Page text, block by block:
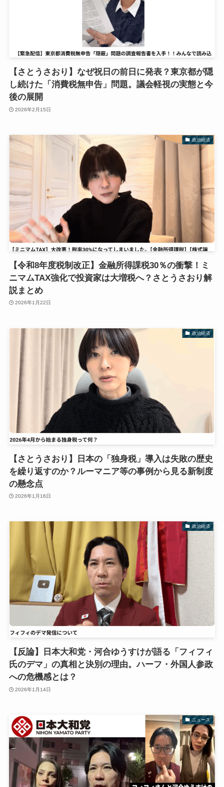
【さとうさおり】なぜ祝日の前日に発表？東京都が隠
し続けた「消費税無申告」問題。議会軽視の実態と今
後の展開
2026年2月15日
政治経済
【令和8年度税制改正】金融所得課税30％の衝撃！ミ
ニマムTAX強化で投資家は大増税へ？さとうさおり解
説まとめ
2026年1月22日
政治経済
【さとうさおり】日本の「独身税」導入は失敗の歴史
を繰り返すのか？ルーマニア等の事例から見る新制度
の懸念点
2026年1月16日
政治経済
【反論】日本大和党・河合ゆうすけが語る「フィフィ
氏のデマ」の真相と決別の理由。ハーフ・外国人参政
への危機感とは？
2026年1月14日
ニュース